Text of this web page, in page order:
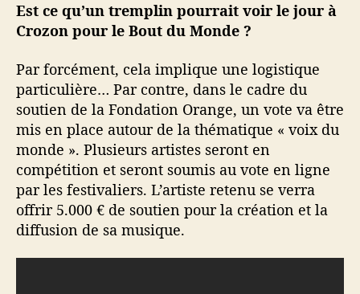
Est ce qu’un tremplin pourrait voir le jour à
Crozon pour le Bout du Monde ?
Par forcément, cela implique une logistique
particulière… Par contre, dans le cadre du
soutien de la Fondation Orange, un vote va être
mis en place autour de la thématique « voix du
monde ». Plusieurs artistes seront en
compétition et seront soumis au vote en ligne
par les festivaliers. L’artiste retenu se verra
offrir 5.000 € de soutien pour la création et la
diffusion de sa musique.